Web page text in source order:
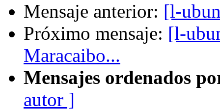
Mensaje anterior: [l-
Próximo mensaje: [l-
Maracaibo...
Mensajes ordenados
autor ]